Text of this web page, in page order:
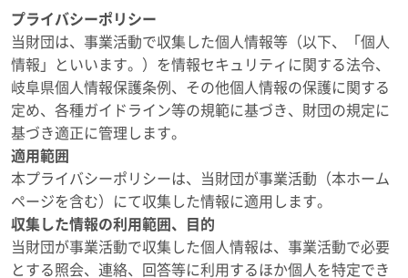
プライバシーポリシー
当財団は、事業活動で収集した個人情報等（以下、「個人
情報」といいます。）を情報セキュリティに関する法令、
岐阜県個人情報保護条例、その他個人情報の保護に関する
定め、各種ガイドライン等の規範に基づき、財団の規定に
基づき適正に管理します。
適用範囲
本プライバシーポリシーは、当財団が事業活動（本ホーム
ページを含む）にて収集した情報に適用します。
収集した情報の利用範囲、目的
当財団が事業活動で収集した個人情報は、事業活動で必要
とする照会、連絡、回答等に利用するほか個人を特定でき